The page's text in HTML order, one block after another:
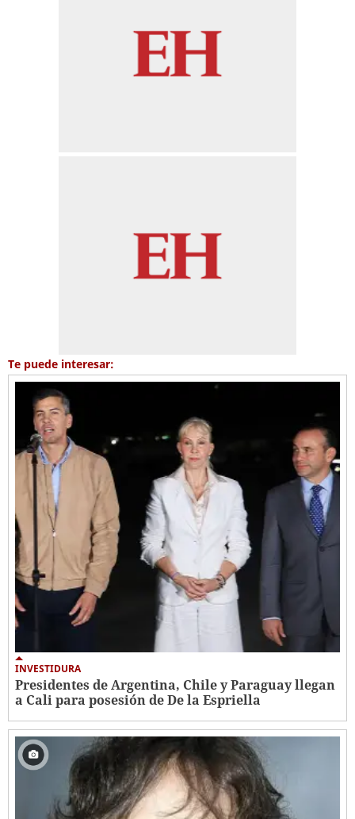
Te puede interesar:
INVESTIDURA
Presidentes de Argentina, Chile y Paraguay llegan
a Cali para posesión de De la Espriella